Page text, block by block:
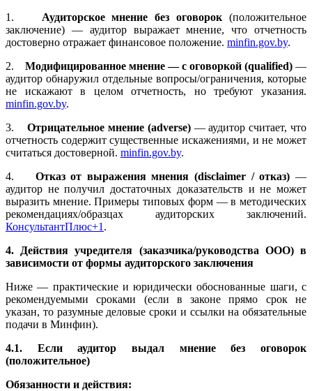
1. Аудиторское мнение без оговорок (положительное
заключение) — аудитор выражает мнение, что отчетность
достоверно отражает финансовое положение. minfin.gov.by.
2. Модифицированное мнение — с оговоркой (qualified) —
аудитор обнаружил отдельные вопросы/ограничения, которые
не искажают в целом отчетность, но требуют указания.
minfin.gov.by.
3.Отрицательное мнение (adverse)— аудитор считает, что
отчетность содержит существенные искажениями, и не может
считаться достоверной. minfin.gov.by.
4.
Отказ от выражения мнения (disclaimer / отказ) —
аудитор не получил достаточных доказательств и не может
выразить мнение. Примеры типовых форм — в методических
рекомендациях/образцах аудиторских заключений.
КонсультантПлюс+1 .
4. Действия учредителя (заказчика/руководства ООО) в
зависимости от формы аудиторского заключения
Ниже — практические и юридически обоснованные шаги, с
рекомендуемыми сроками (если в законе прямо срок не
указан, то разумные деловые сроки и ссылки на обязательные
подачи в Минфин).
4.1. Если аудитор выдал мнение без оговорок
(положительное)
Обязанности и действия: